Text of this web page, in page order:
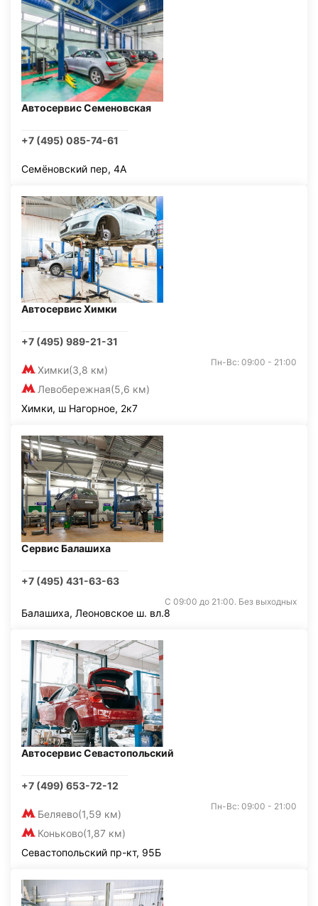
Автосервис Семеновская
+7 (495) 085-74-61
Семёновский пер, 4А
Автосервис Химки
+7 (495) 989-21-31
Химки(3,8 км)
Левобережная(5,6 км)
Пн-Вс: 09:00 - 21:00
Химки, ш Нагорное, 2к7
Сервис Балашиха
+7 (495) 431-63-63
С 09:00 до 21:00. Без выходных
Балашиха, Леоновское ш. вл.8
Автосервис Севастопольский
+7 (499) 653-72-12
Беляево(1,59 км)
Коньково(1,87 км)
Пн-Вс: 09:00 - 21:00
Севастопольский пр-кт, 95Б